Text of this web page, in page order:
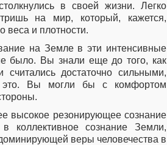
в своей жизни. Легко
на мир, который, кажется,
веса и плотности.
на Земле в эти интенсивные
было. Вы знали еще до того, как
достаточно сильными,
это. Вы могли бы с комфортом
высокое резонирующее сознание
коллективное сознание Земли,
веры человечества в